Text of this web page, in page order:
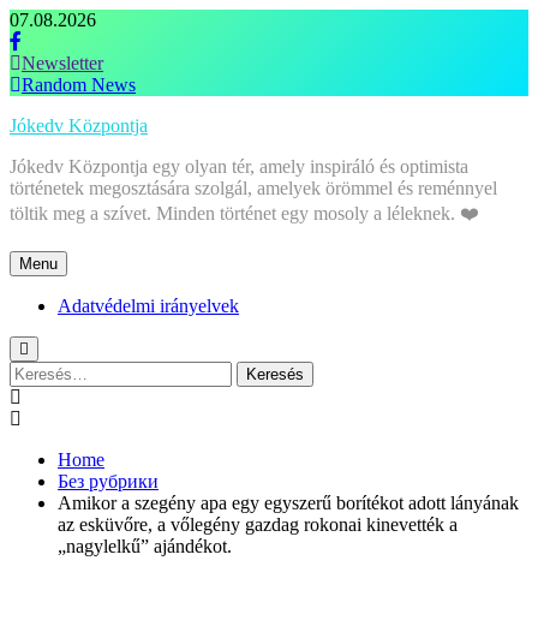
Skip
to
content
07.08.2026
Newsletter
Random News
Jókedv Központja
Jókedv Központja egy olyan tér, amely inspiráló és optimista
történetek megosztására szolgál, amelyek örömmel és reménnyel
töltik meg a szívet. Minden történet egy mosoly a léleknek. ❤️
Menu
Adatvédelmi irányelvek
Keresés:
Home
Без рубрики
Amikor a szegény apa egy egyszerű borítékot adott lányának
az esküvőre, a vőlegény gazdag rokonai kinevették a
„nagylelkű” ajándékot.